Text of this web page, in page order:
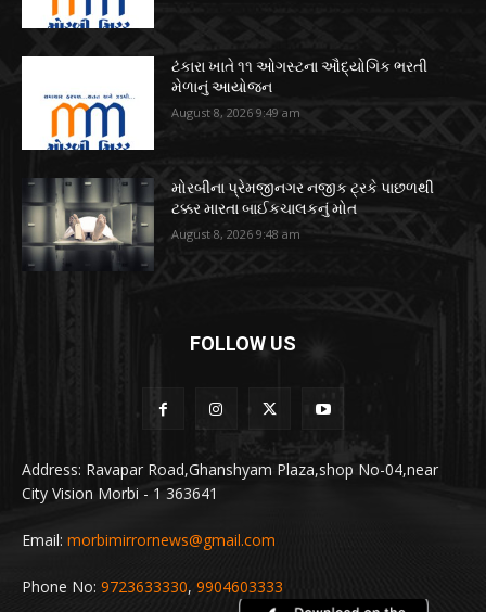
ટંકારા ખાતે ૧૧ ઓગસ્ટના ઔદ્યોગિક ભરતી
મેળાનું આયોજન
August 8, 2026 9:49 am
મોરબીના પ્રેમજીનગર નજીક ટ્રકે પાછળથી
ટક્કર મારતા બાઈકચાલકનું મોત
August 8, 2026 9:48 am
FOLLOW US
Address: Ravapar Road,Ghanshyam Plaza,shop No-04,near
City Vision Morbi - 1 363641
Email: morbimirrornews@gmail.com
Phone No: 9723633330, 9904603333